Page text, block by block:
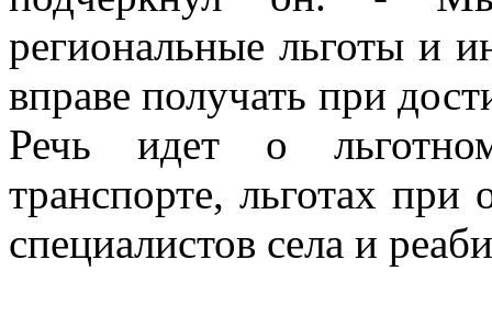
региональные льготы и
вправе получать при
Речь идет о
транспорте, льготах
специалистов села и